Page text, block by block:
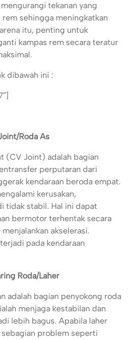
tekanan yang
sehingga meningkatkan
itu, penting untuk
kampas rem secara teratur
dibawah ini :
Roda As
(CV Joint) adalah bagian
perputaran dari
kendaraan beroda empat.
kerusakan,
tidak stabil. Hal ini dapat
bermotor terhentak secara
akselerasi.
pada kendaraan
Roda/Laher
adalah bagian penyokong roda
menjaga kestabilan dan
lebih bagus. Apabila laher
sebagian problem seperti